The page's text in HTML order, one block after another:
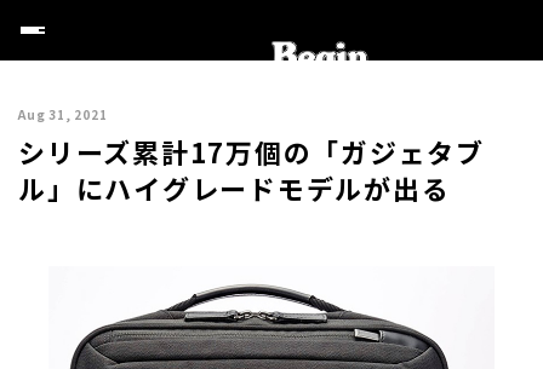
Aug 31, 2021
シリーズ累計17万個の「ガジェタブ
ル」にハイグレードモデルが出る